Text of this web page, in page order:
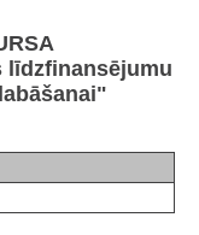
līdzfinansējumu